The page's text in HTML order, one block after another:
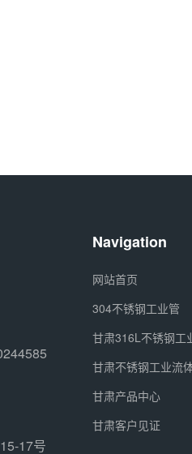
17号
Navigation
网站首页
304不锈钢工业管
甘肃316L不锈钢工
甘肃不锈钢工业流
甘肃产品中心
甘肃客户见证